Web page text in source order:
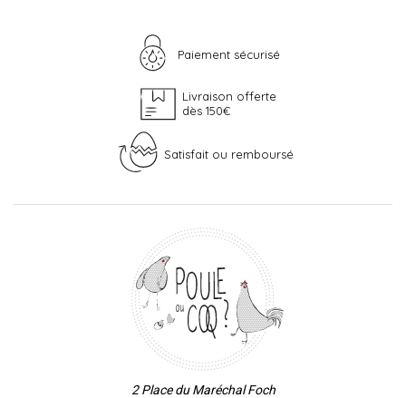
Paiement sécurisé
Livraison offerte
dès 150€
Satisfait ou remboursé
2 Place du Maréchal Foch